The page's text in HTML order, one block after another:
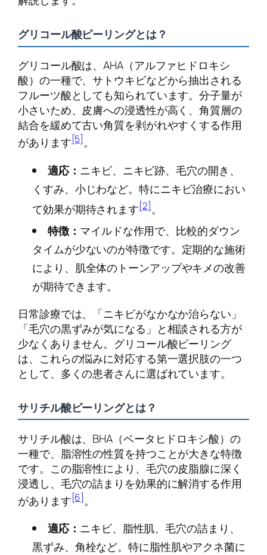
グリコール酸ピーリングとは？
グリコール酸は、AHA（アルファヒドロキシ
酸）の一種で、サトウキビなどから抽出される
フルーツ酸としても知られています。分子量が
小さいため、皮膚への浸透性が高く、角質層の
結合を緩めて古い角質を剥がれやすくする作用
があります[5]。
適応： ニキビ、ニキビ跡、毛穴の開き、
くすみ、小じわなど。特にニキビ治療におい
て効果が期待されます[2]。
特徴： マイルドな作用で、比較的ダウン
タイムが少ないのが特徴です。定期的な施術
により、肌全体のトーンアップやキメの改善
が期待できます。
日常診療では、「ニキビがなかなか治らない」
「毛穴の黒ずみが気になる」と相談される方が
少なくありません。グリコール酸ピーリング
は、これらの悩みに対応する第一選択肢の一つ
として、多くの患者さんに選ばれています。
サリチル酸ピーリングとは？
サリチル酸は、BHA（ベータヒドロキシ酸）の
一種で、脂溶性の性質を持つことが大きな特徴
です。この脂溶性により、毛穴の皮脂腺に深く
浸透し、毛穴の詰まりを効果的に解消する作用
があります[6]。
適応： ニキビ、脂性肌、毛穴の詰まり、
黒ずみ、角栓など。特に脂性肌やアクネ菌に